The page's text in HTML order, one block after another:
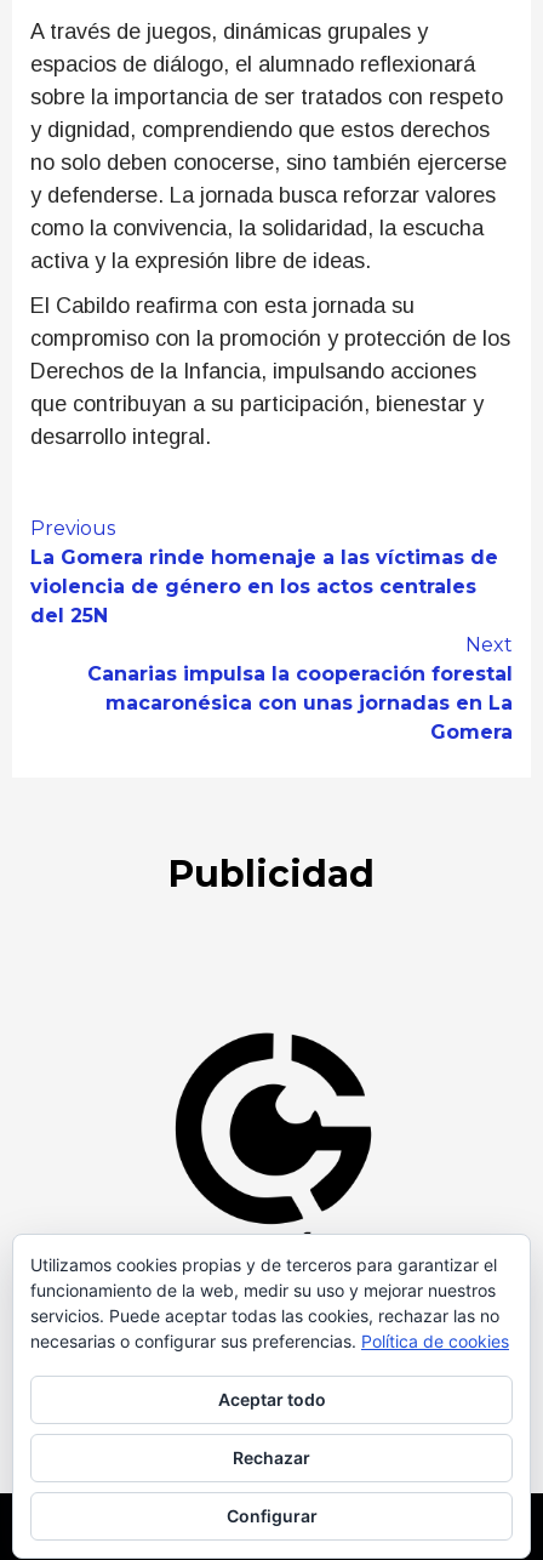
A través de juegos, dinámicas grupales y
espacios de diálogo, el alumnado reflexionará
sobre la importancia de ser tratados con respeto
y dignidad, comprendiendo que estos derechos
no solo deben conocerse, sino también ejercerse
y defenderse. La jornada busca reforzar valores
como la convivencia, la solidaridad, la escucha
activa y la expresión libre de ideas.
El Cabildo reafirma con esta jornada su
compromiso con la promoción y protección de los
Derechos de la Infancia, impulsando acciones
que contribuyan a su participación, bienestar y
desarrollo integral.
Continue
Reading
Previous
La Gomera rinde homenaje a las víctimas de
violencia de género en los actos centrales
del 25N
Next
Canarias impulsa la cooperación forestal
macaronésica con unas jornadas en La
Gomera
Publicidad
Copyright © Todos los derechos reservados.
Utilizamos cookies propias y de terceros para garantizar el
funcionamiento de la web, medir su uso y mejorar nuestros
servicios. Puede aceptar todas las cookies, rechazar las no
necesarias o configurar sus preferencias. Política de cookies
Aceptar todo
Rechazar
Configurar